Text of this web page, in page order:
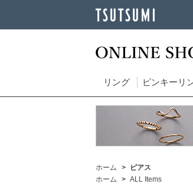
リング ピンキーリ
ホーム
ピアス
ホーム
ALL Items